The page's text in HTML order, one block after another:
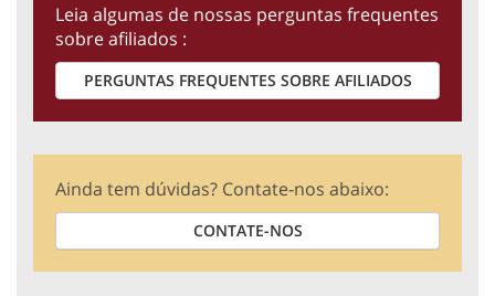
Leia algumas de nossas perguntas frequentes
sobre afiliados :
PERGUNTAS FREQUENTES SOBRE AFILIADOS
Ainda tem dúvidas? Contate-nos abaixo:
CONTATE-NOS